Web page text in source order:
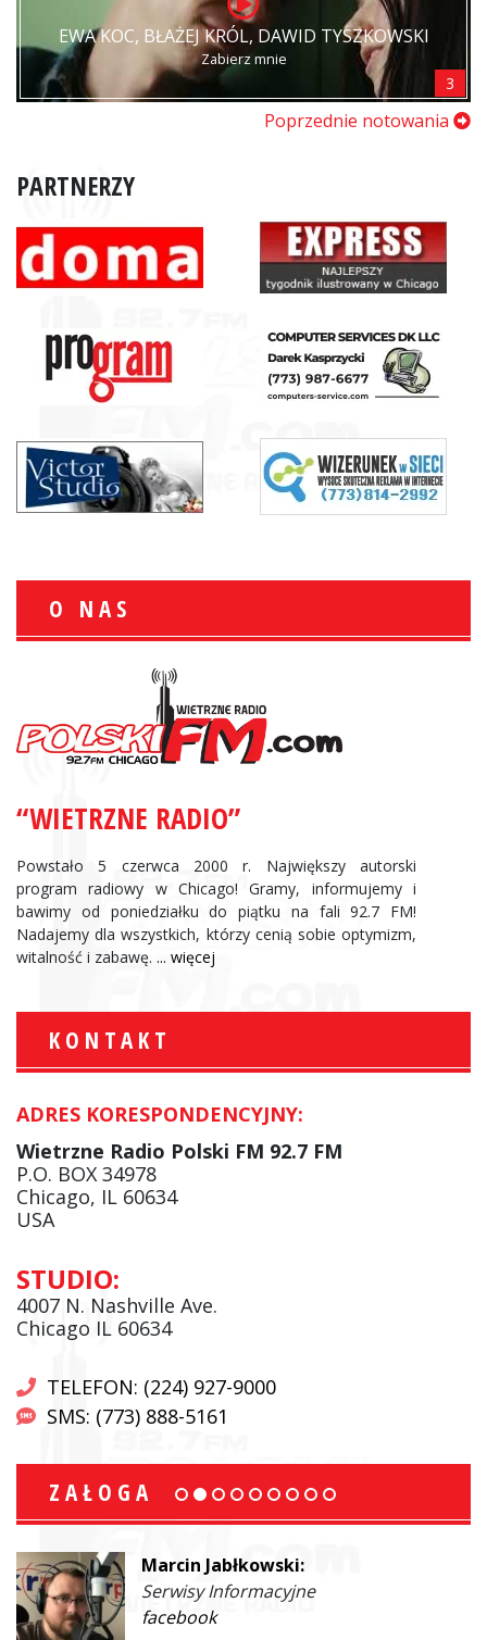
EWA KOC, BŁAŻEJ KRÓL, DAWID TYSZKOWSKI
Zabierz mnie
3
Poprzednie notowania
PARTNERZY
O NAS
“WIETRZNE RADIO”
Powstało 5 czerwca 2000 r. Największy autorski
program radiowy w Chicago! Gramy, informujemy i
bawimy od poniedziałku do piątku na fali 92.7 FM!
Nadajemy dla wszystkich, którzy cenią sobie optymizm,
witalność i zabawę. ... więcej
KONTAKT
ADRES KORESPONDENCYJNY:
Wietrzne Radio Polski FM 92.7 FM
P.O. BOX 34978
Chicago, IL 60634
USA
STUDIO:
4007 N. Nashville Ave.
Chicago IL 60634
TELEFON: (224) 927-9000
SMS: (773) 888-5161
ZAŁOGA
Marcin Jabłkowski:
Serwisy Informacyjne
facebook